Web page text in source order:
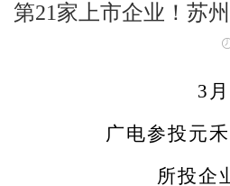
第21家上市企业！苏
3
广电参投元
所投企